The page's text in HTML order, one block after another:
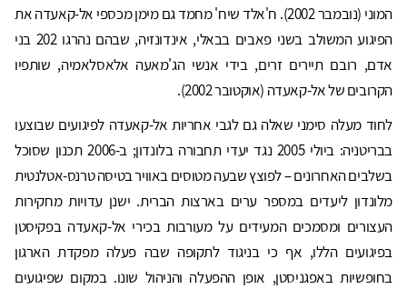
המוני (נובמבר 2002). ח'אלד שיח' מחמד גם מימן מכספי אל-קאעדה את
הפיגוע המשולב בשני פאבים בבאלי, אינדונזיה, שבהם נהרגו 202 בני
אדם, רובם תיירים זרים, בידי אנשי הג'מאעה אלאסלאמיה, שותפיו
הקרובים של אל-קאעדה (אוקטובר 2002).
לחוד מעלה סימני שאלה גם לגבי אחריות אל-קאעדה לפיגועים שבוצעו
בבריטניה: ביולי 2005 נגד יעדי תחבורה בלונדון; ב-2006 תכנון שסוכל
בשלבים האחרונים – לפוצץ שבעה מטוסים באוויר בטיסה טרנס-אטלנטית
מלונדון ליעדים במספר ערים בארצות הברית. ישנן עדויות מחקירות
העצורים ומסמכים המעידים על מעורבות בכירי אל-קאעדה בפקיסטן
בפיגועים הללו, אף כי בניגוד לתקופה שבה פעלה מפקדת הארגון
בחופשיות באפגניסטן, אופן ההפעלה והניהול שונו. במקום שפיגועים